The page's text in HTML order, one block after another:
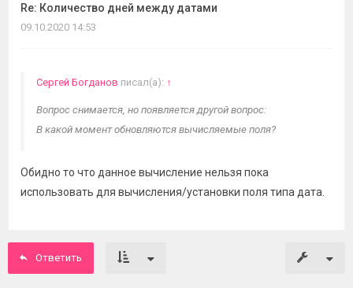
Re: Количество дней между датами
09.10.2020 14:53
Сергей Богданов писал(а): ↑
Вопрос снимается, но появляется другой вопрос:
В какой момент обновляются вычисляемые поля?
Обидно то что данное вычисление нельзя пока
использовать для вычисления/установки поля типа дата.
Ответить